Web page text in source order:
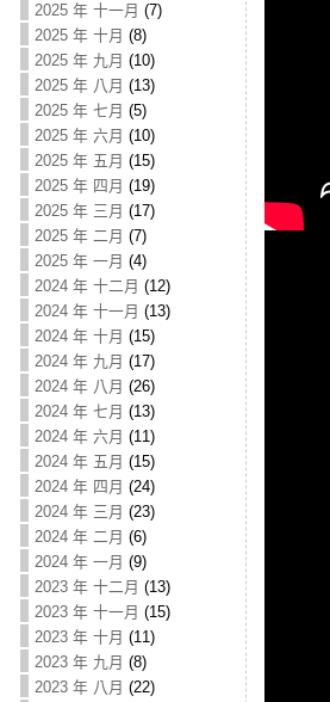
2025 年 十一月 (7)
2025 年 十月 (8)
2025 年 九月 (10)
2025 年 八月 (13)
2025 年 七月 (5)
2025 年 六月 (10)
2025 年 五月 (15)
2025 年 四月 (19)
2025 年 三月 (17)
2025 年 二月 (7)
2025 年 一月 (4)
2024 年 十二月 (12)
2024 年 十一月 (13)
2024 年 十月 (15)
2024 年 九月 (17)
2024 年 八月 (26)
2024 年 七月 (13)
2024 年 六月 (11)
2024 年 五月 (15)
2024 年 四月 (24)
2024 年 三月 (23)
2024 年 二月 (6)
2024 年 一月 (9)
2023 年 十二月 (13)
2023 年 十一月 (15)
2023 年 十月 (11)
2023 年 九月 (8)
2023 年 八月 (22)